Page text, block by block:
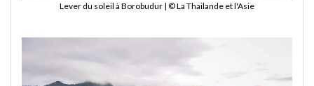
Lever du soleil à Borobudur | © La Thailande et l'Asie